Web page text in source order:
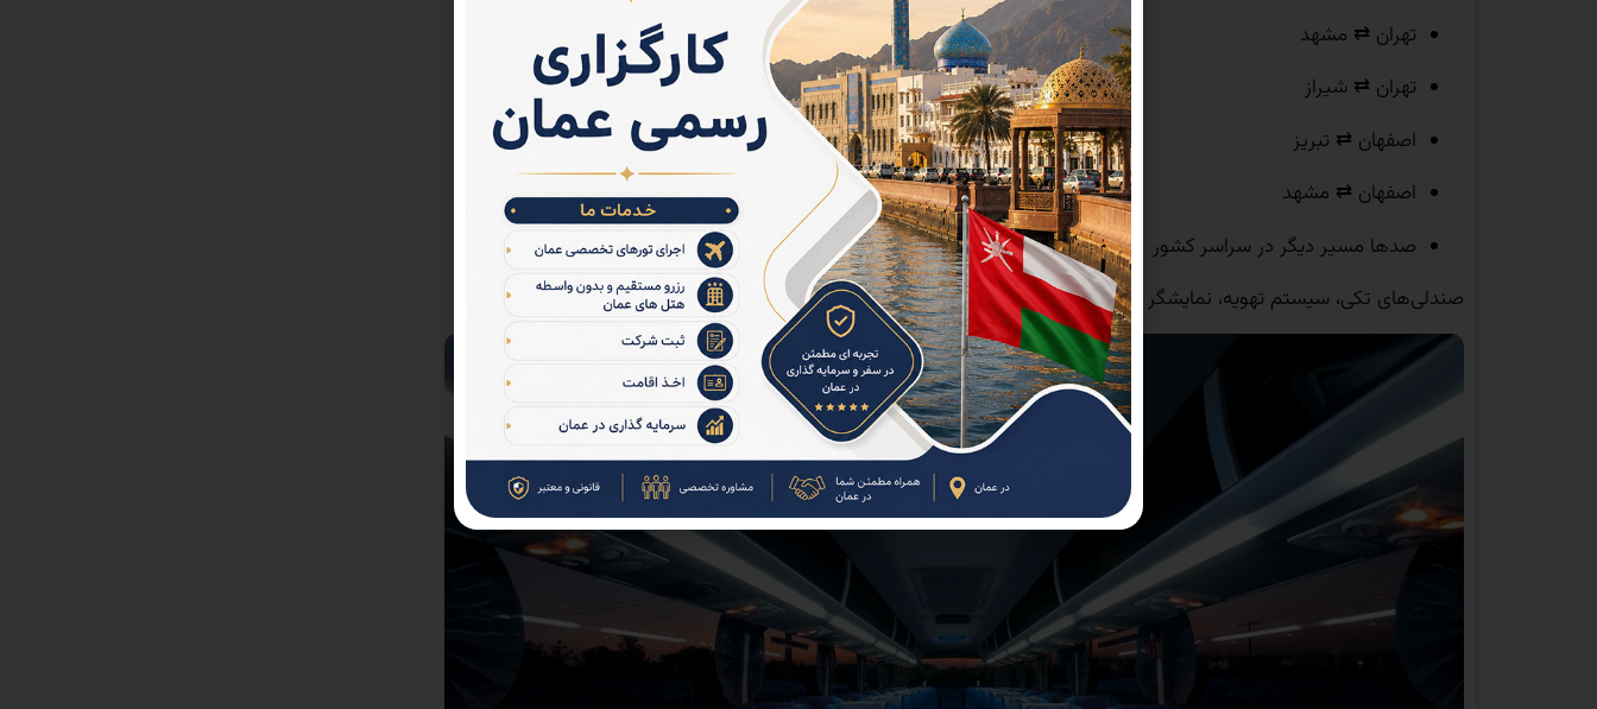
تهران ⇄ مشهد
تهران ⇄ شیراز
اصفهان ⇄ تبریز
اصفهان ⇄ مشهد
صدها مسیر دیگر در سراسر کشور
صندلی‌های تکی، سیستم تهویه، نمایشگر و خدمات رفاهی ویژه را با قیمت مناسب تجربه کنید.